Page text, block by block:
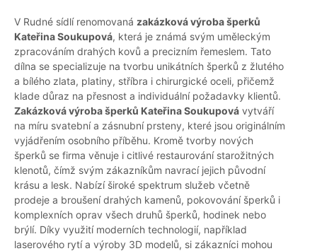
V Rudné sídlí renomovaná zakázková výroba šperků
Kateřina Soukupová, která je známá svým uměleckým
zpracováním drahých kovů a precizním řemeslem. Tato
dílna se specializuje na tvorbu unikátních šperků z žlutého
a bílého zlata, platiny, stříbra i chirurgické oceli, přičemž
klade důraz na přesnost a individuální požadavky klientů.
Zakázková výroba šperků Kateřina Soukupová vytváří
na míru svatební a zásnubní prsteny, které jsou originálním
vyjádřením osobního příběhu. Kromě tvorby nových
šperků se firma věnuje i citlivé restaurování starožitných
klenotů, čímž svým zákazníkům navrací jejich původní
krásu a lesk. Nabízí široké spektrum služeb včetně
prodeje a broušení drahých kamenů, pokovování šperků i
komplexních oprav všech druhů šperků, hodinek nebo
brýlí. Díky využití moderních technologií, například
laserového rytí a výroby 3D modelů, si zákazníci mohou